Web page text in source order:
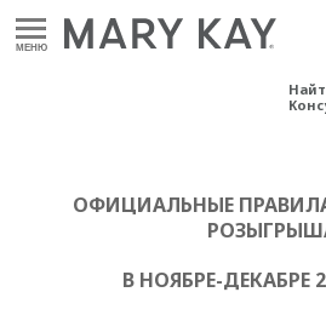
МЕНЮ
ОФИЦИАЛЬНЫЕ
В НОЯБРЕ-ДЕКАБРЕ